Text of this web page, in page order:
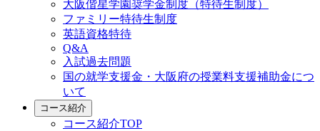
大阪偕星学園奨学金制度（特待生制度）
ファミリー特待生制度
英語資格特待
Q&A
入試過去問題
国の就学支援金・大阪府の授業料支援補助金につ
いて
コース紹介
コース紹介TOP